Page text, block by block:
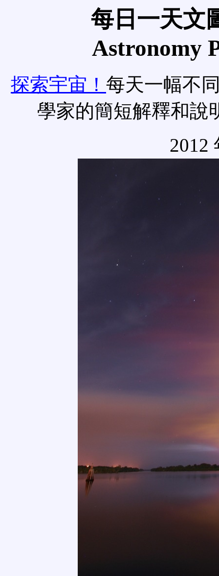
每日一天文
Astronomy
探索宇宙！ 每天一幅不
學家的簡短解釋和說
2012